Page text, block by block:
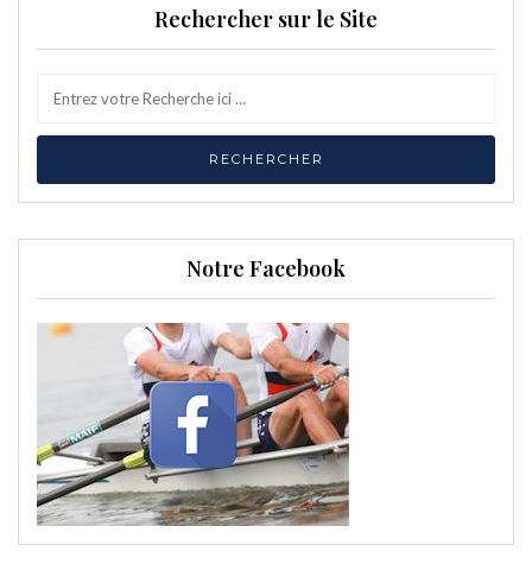
Rechercher sur le Site
Notre Facebook